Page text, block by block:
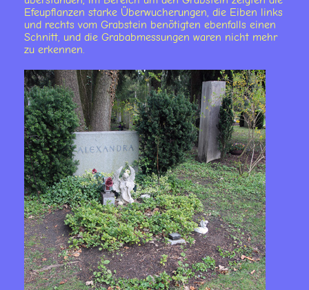
Efeupflanzen starke Überwucherungen, die Eiben links
und rechts vom Grabstein benötigten ebenfalls einen
Schnitt, und die Grababmessungen waren nicht mehr
zu erkennen.